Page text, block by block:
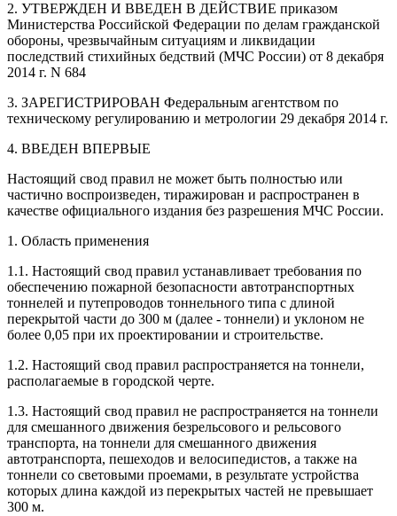
2. УТВЕРЖДЕН И ВВЕДЕН В ДЕЙСТВИЕ приказом
Министерства Российской Федерации по делам гражданской
обороны, чрезвычайным ситуациям и ликвидации
последствий стихийных бедствий (МЧС России) от 8 декабря
2014 г. N 684
3. ЗАРЕГИСТРИРОВАН Федеральным агентством по
техническому регулированию и метрологии 29 декабря 2014 г.
4. ВВЕДЕН ВПЕРВЫЕ
Настоящий свод правил не может быть полностью или
частично воспроизведен, тиражирован и распространен в
качестве официального издания без разрешения МЧС России.
1. Область применения
1.1. Настоящий свод правил устанавливает требования по
обеспечению пожарной безопасности автотранспортных
тоннелей и путепроводов тоннельного типа с длиной
перекрытой части до 300 м (далее - тоннели) и уклоном не
более 0,05 при их проектировании и строительстве.
1.2. Настоящий свод правил распространяется на тоннели,
располагаемые в городской черте.
1.3. Настоящий свод правил не распространяется на тоннели
для смешанного движения безрельсового и рельсового
транспорта, на тоннели для смешанного движения
автотранспорта, пешеходов и велосипедистов, а также на
тоннели со световыми проемами, в результате устройства
которых длина каждой из перекрытых частей не превышает
300 м.